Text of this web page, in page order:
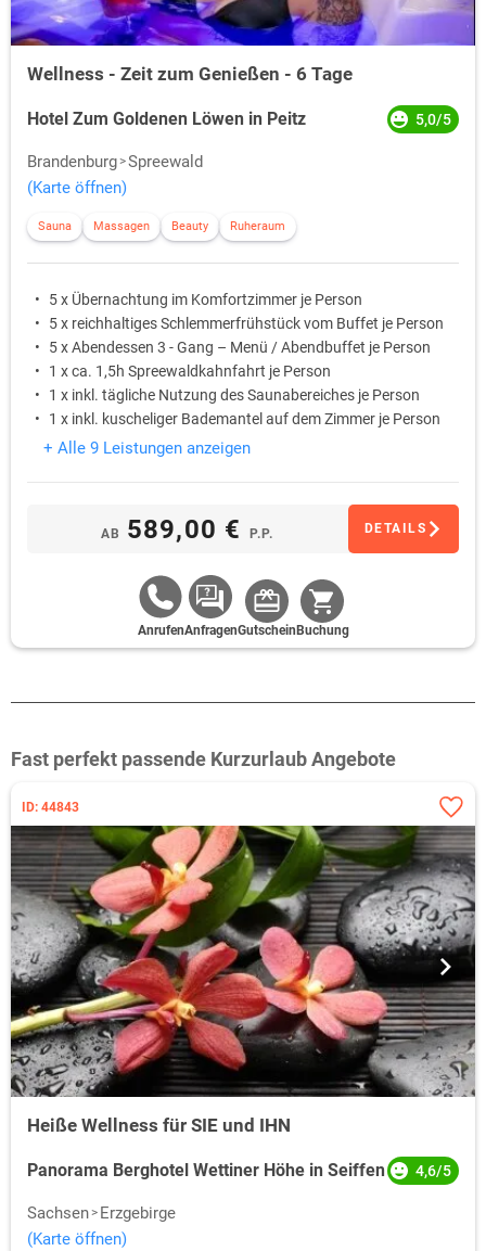
Wellness - Zeit zum Genießen - 6 Tage
Hotel Zum Goldenen Löwen in Peitz 5,0/5
Brandenburg Spreewald
(Karte öffnen)
Sauna Massagen Beauty Ruheraum
5 x Übernachtung im Komfortzimmer je Person
5 x reichhaltiges Schlemmerfrühstück vom Buffet je Person
5 x Abendessen 3 - Gang – Menü / Abendbuffet je Person
1 x ca. 1,5h Spreewaldkahnfahrt je Person
1 x inkl. tägliche Nutzung des Saunabereiches je Person
1 x inkl. kuscheliger Bademantel auf dem Zimmer je Person
+ Alle 9 Leistungen anzeigen
AB 589,00 € P.P. DETAILS
AnrufenAnfragenGutschein Buchung
Fast perfekt passende Kurzurlaub Angebote
ID: 44843
Heiße Wellness für SIE und IHN
Panorama Berghotel Wettiner Höhe in Seiffen 4,6/5
Sachsen
Erzgebirge
(Karte öffnen)